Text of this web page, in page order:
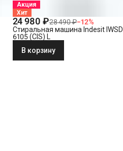
Акция
Хит
24 980 ₽28 490 ₽−12%
Стиральная машина Indesit IWSD
6105 (CIS) L
В корзину